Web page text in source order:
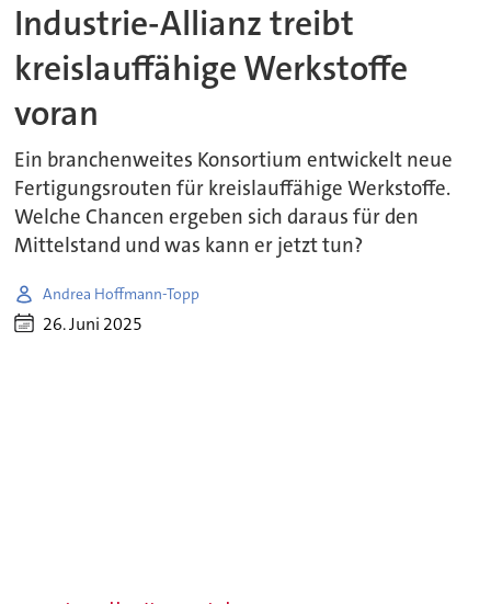
Industrie-Allianz treibt
kreislauffähige Werkstoffe
voran
Ein branchenweites Konsortium entwickelt neue
Fertigungsrouten für kreislauffähige Werkstoffe.
Welche Chancen ergeben sich daraus für den
Mittelstand und was kann er jetzt tun?
Andrea Hoffmann-Topp
26. Juni 2025